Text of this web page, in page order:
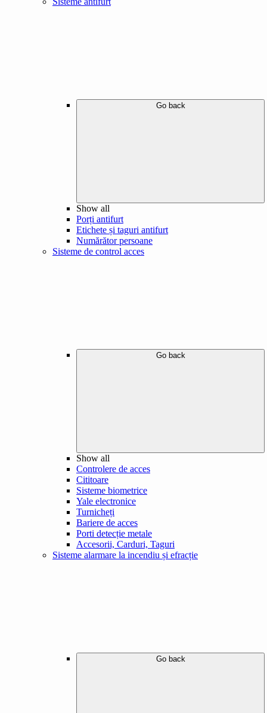
Go back
Show all
Porți antifurt
Etichete și taguri antifurt
Numărător persoane
Sisteme de control acces
Go back
Show all
Controlere de acces
Cititoare
Sisteme biometrice
Yale electronice
Turnicheți
Bariere de acces
Porti detecție metale
Accesorii, Carduri, Taguri
Sisteme alarmare la incendiu și efracție
Go back